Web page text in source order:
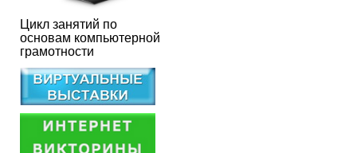
Цикл занятий по
основам компьютерной
грамотности